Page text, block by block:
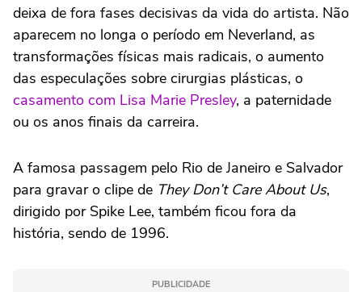
deixa de fora fases decisivas da vida do artista. Não
aparecem no longa o período em Neverland, as
transformações físicas mais radicais, o aumento
das especulações sobre cirurgias plásticas, o
casamento com Lisa Marie Presley, a paternidade
ou os anos finais da carreira.
A famosa passagem pelo Rio de Janeiro e Salvador
para gravar o clipe de They Don’t Care About Us,
dirigido por Spike Lee, também ficou fora da
história, sendo de 1996.
PUBLICIDADE